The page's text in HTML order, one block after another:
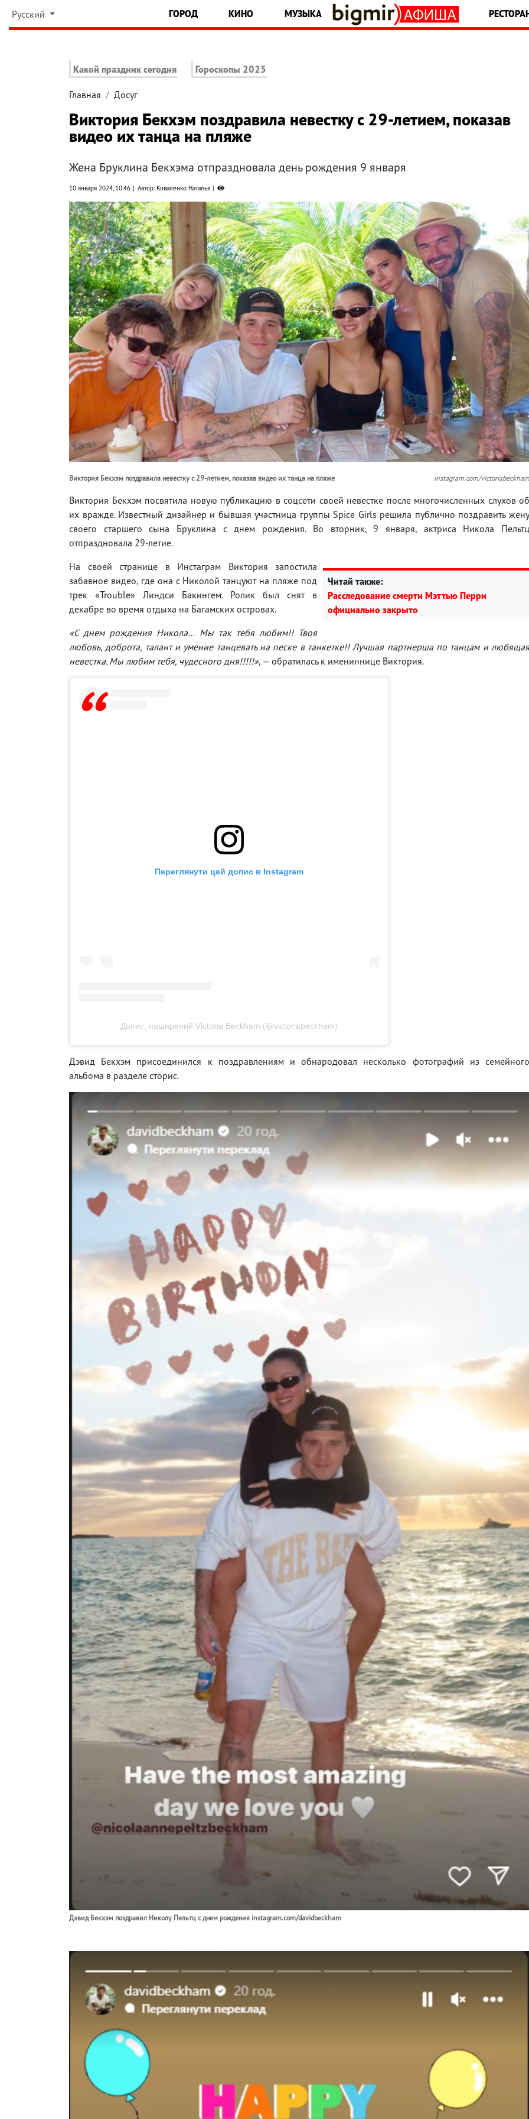
Русский ГОРОД КИНО МУЗЫКА
Какой праздник сегодня Гороскопы 2025
Главная Досуг
Виктория Бекхэм поздравила невестку с 29-летием, показав
видео их танца на пляже
Жена Бруклина Бекхэма отпраздновала день рождения 9 января
10 января 2024, 10:46 Автор: Коваленко Наталья
Виктория Бекхэм поздравила невестку с 29-летием, показав видео их танца на пляже instagram.com/victoriabeckham
Виктория Бекхэм посвятила новую публикацию в соцсети своей невестке после многочисленных слухов об
их вражде. Известный дизайнер и бывшая участница группы Spice Girls решила публично поздравить жену
своего старшего сына Бруклина с днем рождения. Во вторник, 9 января, актриса Никола Пельтц
отпраздновала 29-летие.
Читай также:
Расследование смерти Мэттью Перри
официально закрыто
На своей странице в Инстаграм Виктория запостила
забавное видео, где она с Николой танцуют на пляже под
трек «Trouble» Линдси Бакингем. Ролик был снят в
декабре во время отдыха на Багамских островах.
«С днем рождения Никола… Мы так тебя любим!! Твоя
любовь, доброта, талант и умение танцевать на песке в танкетке!! Лучшая партнерша по танцам и любящая
невестка. Мы любим тебя, чудесного дня!!!!!», — обратилась к имениннице Виктория.
Переглянути цей допис в Instagram
Допис, поширений Victoria Beckham (@victoriabeckham)
Дэвид Бекхэм присоединился к поздравлениям и обнародовал несколько фотографий из семейного
альбома в разделе сторис.
Дэвид Бекхэм поздравил Николу Пельтц с днем рождения instagram.com/davidbeckham